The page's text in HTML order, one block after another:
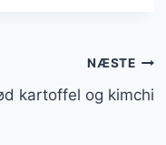
NÆSTE
kartoffel og kimchi